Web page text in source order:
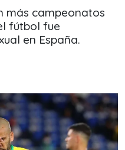
más campeonatos
fútbol fue
en España.